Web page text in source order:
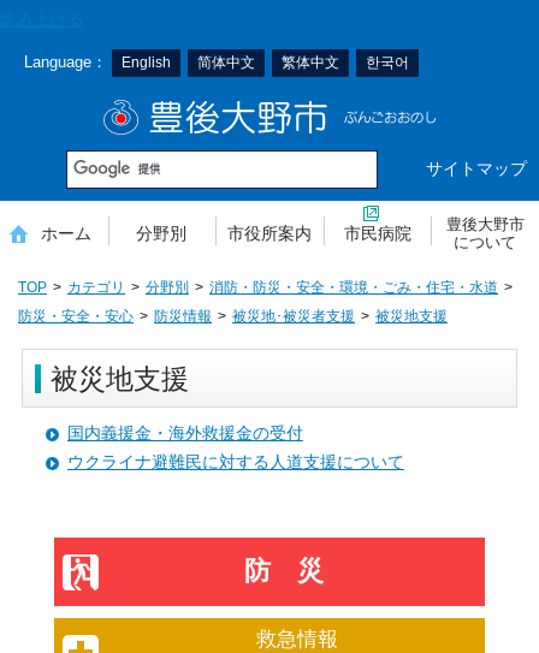
Language： English 简体中文 繁体中文 한국어
サイトマップ
ホーム 分野別 市役所案内 市民病院
豊後大野市
について
TOP カテゴリ 分野別
消防・防災・安全・環境・ごみ・住宅・水道
防災・安全・安心
防災情報 被災地･被災者支援 被災地支援
被災地支援
国内義援金・海外救援金の受付
ウクライナ避難民に対する人道支援について
防災
救急情報